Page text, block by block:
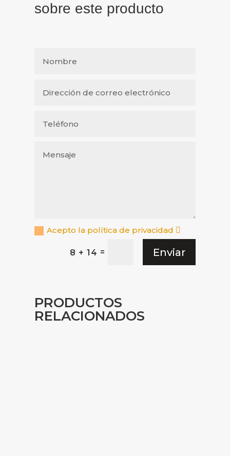
sobre este producto
Acepto la política de privacidad
8 + 14 = Enviar
PRODUCTOS
RELACIONADOS